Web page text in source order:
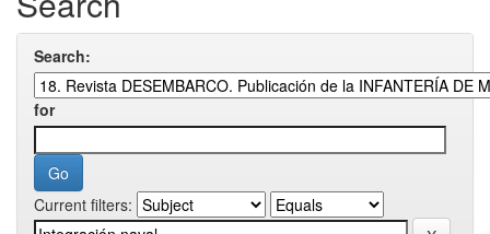
Search:
for
Current filters: